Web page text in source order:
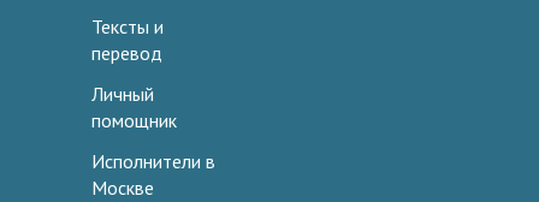
Тексты и
перевод
Личный
помощник
Исполнители в
Москве